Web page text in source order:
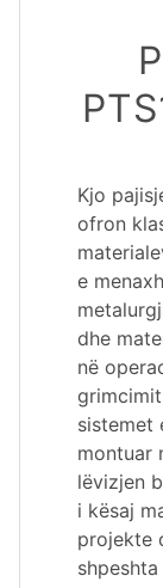
Kjo
ofron
e
dhe
në
sistemet
montuar
lëvizjen
i kësaj
projekte